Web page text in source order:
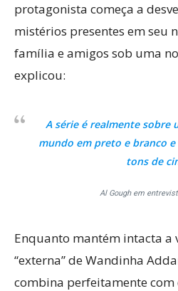
protagonista começa a
mistérios presentes em seu
família e amigos sob uma
explicou:
A série é realmente sobre
mundo em preto e branco
tons de
Al Gough em
Enquanto mantém intacta a
“externa” de Wandinha
combina perfeitamente com